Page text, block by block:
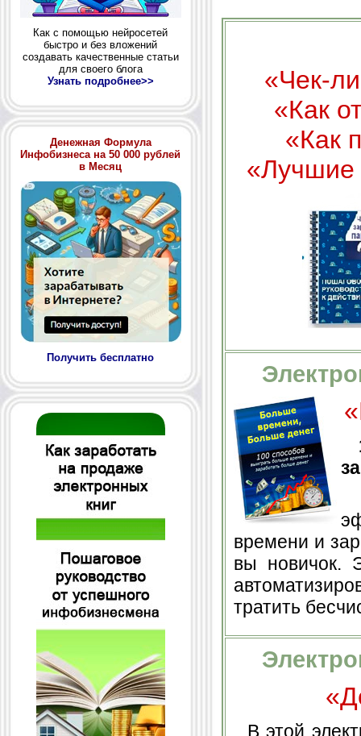
Как с помощью нейросетей
быстро и без вложений
создавать качественные статьи
для своего блога
Узнать подробнее>>
Денежная Формула
Инфобизнеса на 50 000 рублей
в Месяц
Получить бесплатно
«Чек-
«Как
«Как
«Лучшие
времени и
вы новичок.
тратить
В этой